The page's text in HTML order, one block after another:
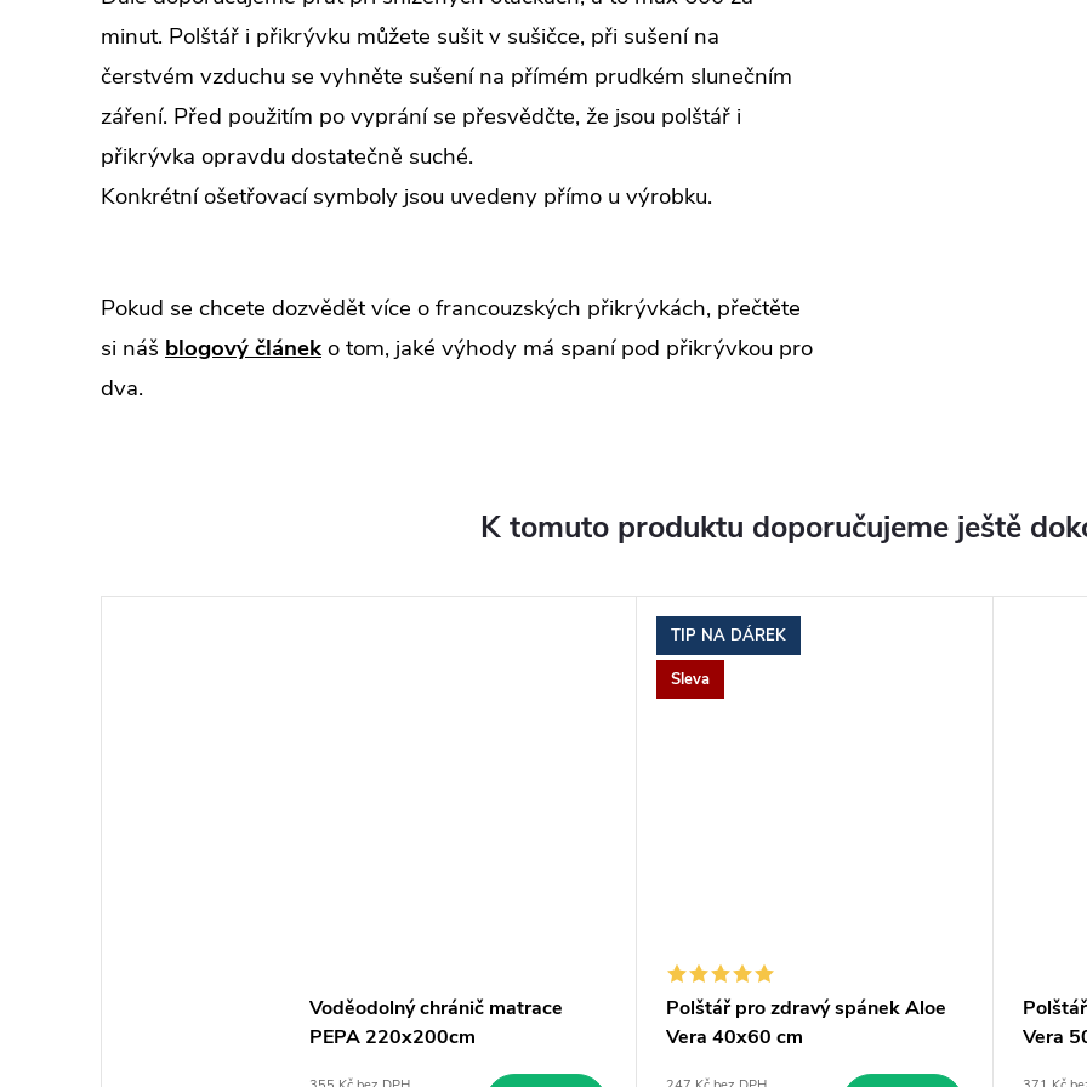
minut. Polštář i přikrývku můžete sušit v sušičce, při sušení na
čerstvém vzduchu se vyhněte sušení na přímém prudkém slunečním
záření. Před použitím po vyprání se přesvědčte, že jsou polštář i
přikrývka opravdu dostatečně suché.
Konkrétní ošetřovací symboly jsou uvedeny přímo u výrobku.
Pokud se chcete dozvědět více o francouzských přikrývkách, přečtěte
si náš blogový článeko tom, jaké výhody má spaní pod přikrývkou pro
dva.
K tomuto produktu doporučujeme ještě
Voděodolný chránič matrace
PEPA 220x200cm
TIP NA DÁREK
Sleva
Polštář pro zdravý spánek Aloe
Vera 40x60 cm
Vera